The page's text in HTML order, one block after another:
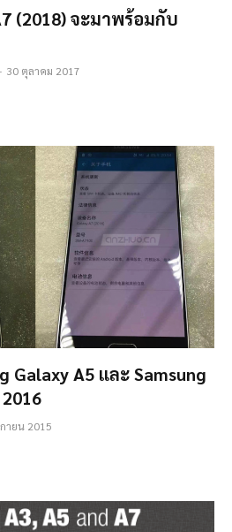
(2018) จะมาพร้อมกับ
30 ตุลาคม 2017
Galaxy A5 และ Samsung
ายน 2015